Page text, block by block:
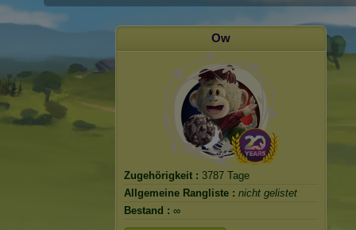
Ow
Zugehörigkeit : 3787 Tage
Allgemeine Rangliste : nicht gelistet
Bestand : ∞